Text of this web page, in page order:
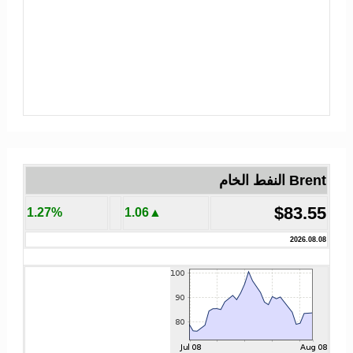
Brent النفط الخام
$83.55
▲1.06
1.27%
2026.08.08